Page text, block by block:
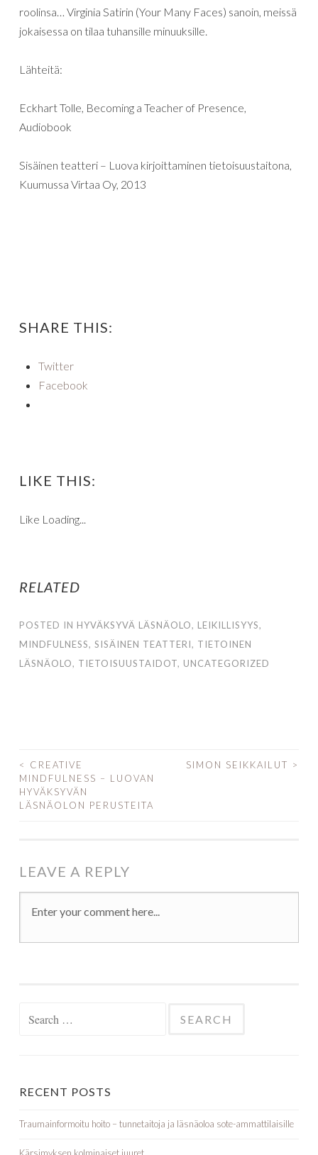
roolinsa… Virginia Satirin (Your Many Faces) sanoin, meissä
jokaisessa on tilaa tuhansille minuuksille.
Lähteitä:
Eckhart Tolle, Becoming a Teacher of Presence,
Audiobook
Sisäinen teatteri – Luova kirjoittaminen tietoisuustaitona,
Kuumussa Virtaa Oy, 2013
SHARE THIS:
Twitter
Facebook
LIKE THIS:
Like Loading...
RELATED
POSTED IN HYVÄKSYVÄ LÄSNÄOLO, LEIKILLISYYS,
MINDFULNESS, SISÄINEN TEATTERI, TIETOINEN
LÄSNÄOLO, TIETOISUUSTAIDOT, UNCATEGORIZED
POST NAVIGATION
<
CREATIVE
MINDFULNESS – LUOVAN
HYVÄKSYVÄN
LÄSNÄOLON PERUSTEITA
SIMON SEIKKAILUT >
LEAVE A REPLY
RECENT POSTS
Traumainformoitu hoito – tunnetaitoja ja läsnäoloa sote-ammattilaisille